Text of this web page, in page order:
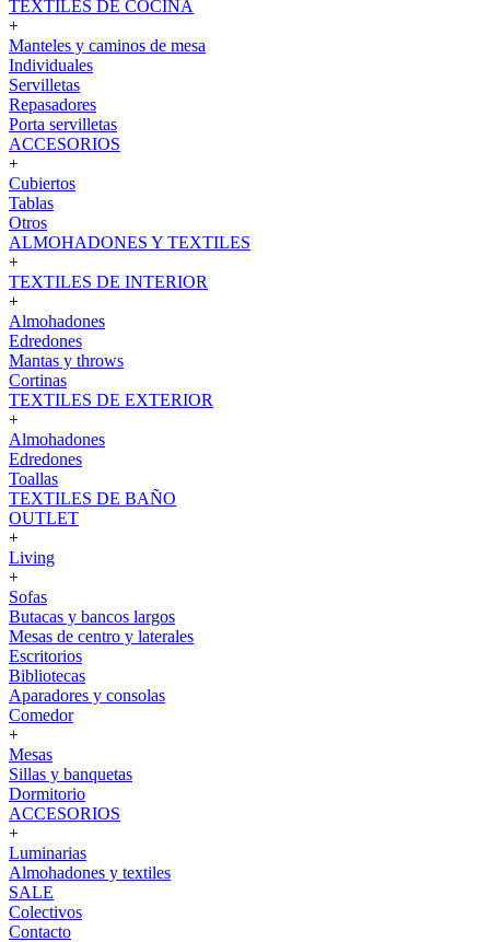
TEXTILES DE COCINA
+
Manteles y caminos de mesa
Individuales
Servilletas
Repasadores
Porta servilletas
ACCESORIOS
+
Cubiertos
Tablas
Otros
ALMOHADONES Y TEXTILES
+
TEXTILES DE INTERIOR
+
Almohadones
Edredones
Mantas y throws
Cortinas
TEXTILES DE EXTERIOR
+
Almohadones
Edredones
Toallas
TEXTILES DE BAÑO
OUTLET
+
Living
+
Sofas
Butacas y bancos largos
Mesas de centro y laterales
Escritorios
Bibliotecas
Aparadores y consolas
Comedor
+
Mesas
Sillas y banquetas
Dormitorio
ACCESORIOS
+
Luminarias
Almohadones y textiles
SALE
Colectivos
Contacto